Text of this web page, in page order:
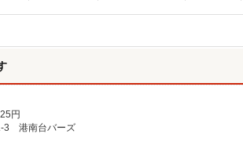
円
3 港南台バーズ